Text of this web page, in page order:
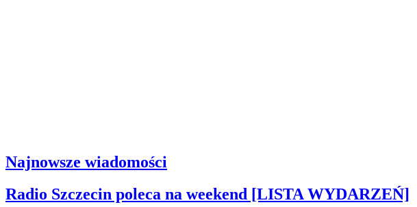
Najnowsze wiadomości
Radio Szczecin poleca na weekend [LISTA WYDARZEŃ]